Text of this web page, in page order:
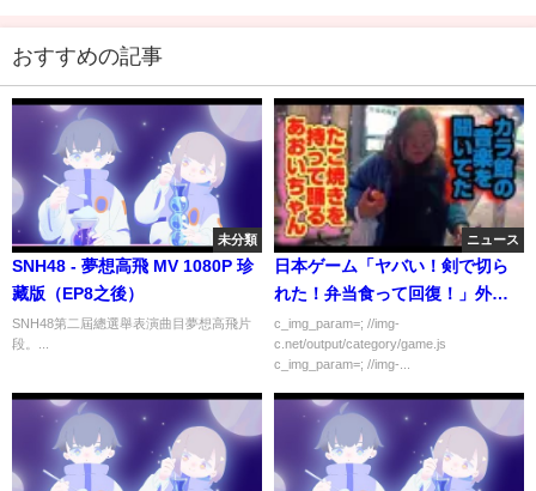
おすすめの記事
未分類
SNH48 - 夢想高飛 MV 1080P 珍
藏版（EP8之後）
SNH48第二屆總選舉表演曲目夢想高飛片
段。...
ニュース
日本ゲーム「ヤバい！剣で切ら
れた！弁当食って回復！」外国
人「ｗｗｗｗｗ」
c_img_param=; //img-
c.net/output/category/game.js
c_img_param=; //img-...